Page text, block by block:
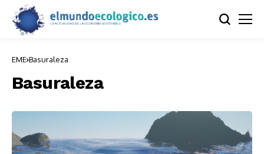
EME Basuraleza
Basuraleza